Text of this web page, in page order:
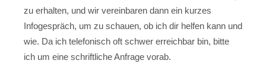
zu erhalten, und wir vereinbaren dann ein kurzes
Infogespräch, um zu schauen, ob ich dir helfen kann und
wie. Da ich telefonisch oft schwer erreichbar bin, bitte
ich um eine schriftliche Anfrage vorab.